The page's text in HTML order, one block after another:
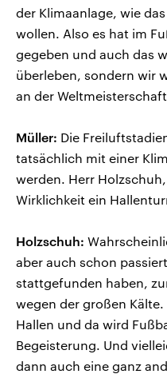
der Klimaanlage, wie
wollen. Also es hat im
gegeben und auch das
überleben, sondern wir
an der
Müller: Die
tatsächlich mit einer
werden. Herr
Wirklichkeit ein
Holzschuh:
aber auch schon
stattgefunden haben,
wegen der großen
Hallen und da wird
Begeisterung. Und
dann auch eine ganz